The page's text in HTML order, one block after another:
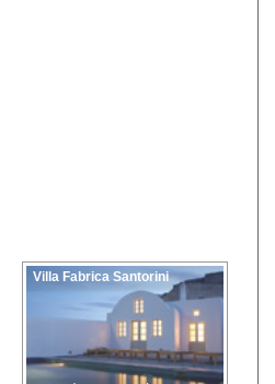
Villa Fabrica Santorini